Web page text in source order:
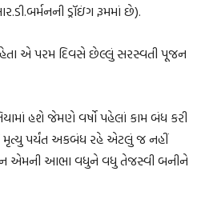
ડ્રૉઇંગ રૂમમાં છે).
એ પરમ દિવસે છેલ્લું સરસ્વતી પૂજન
હશે જેમણે વર્ષો પહેલાં કામ બંધ કરી
મૃત્યુ પર્યંત અકબંધ રહે એટલું જ નહીં
એમની આભા વધુને વધુ તેજસ્વી બનીને